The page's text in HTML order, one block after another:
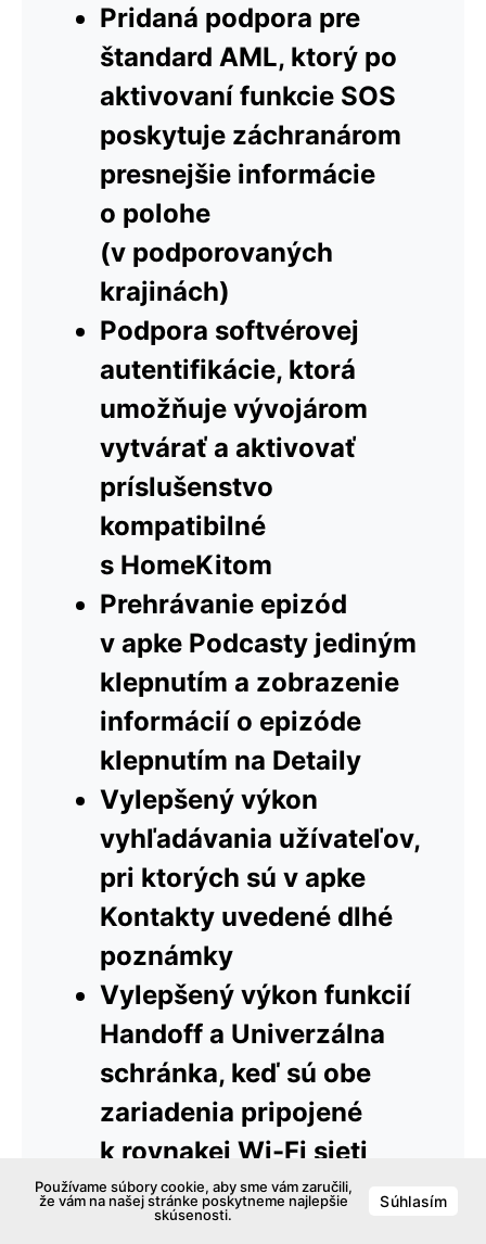
Pridaná podpora pre
štandard AML, ktorý po
aktivovaní funkcie SOS
poskytuje záchranárom
presnejšie informácie
o polohe
(v podporovaných
krajinách)
Podpora softvérovej
autentifikácie, ktorá
umožňuje vývojárom
vytvárať a aktivovať
príslušenstvo
kompatibilné
s HomeKitom
Prehrávanie epizód
v apke Podcasty jediným
klepnutím a zobrazenie
informácií o epizóde
klepnutím na Detaily
Vylepšený výkon
vyhľadávania užívateľov,
pri ktorých sú v apke
Kontakty uvedené dlhé
poznámky
Vylepšený výkon funkcií
Handoff a Univerzálna
schránka, keď sú obe
zariadenia pripojené
k rovnakej Wi-Fi sieti
Oprava problému, ktorý
mohol prichádzajúcim
Používame súbory cookie, aby sme vám zaručili,
že vám na našej stránke poskytneme najlepšie
skúsenosti.
Súhlasím